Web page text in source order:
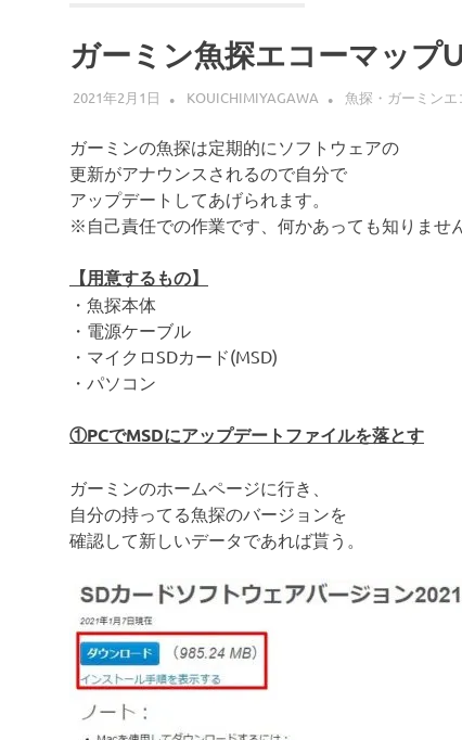
ガーミン魚探エコーマップ
2021年2月1日 KOUICHIMIYAGAWA 魚探・ガーミン
ガーミンの魚探は定期的にソフトウェアの
更新がアナウンスされるので自分で
アップデートしてあげられます。
※自己責任での作業です、何かあっても知りません
【用意するもの】
・魚探本体
・電源ケーブル
・マイクロSDカード(MSD)
・パソコン
①PCでMSDにアップデートファイルを落とす
ガーミンのホームページに行き、
自分の持ってる魚探のバージョンを
確認して新しいデータであれば貰う。